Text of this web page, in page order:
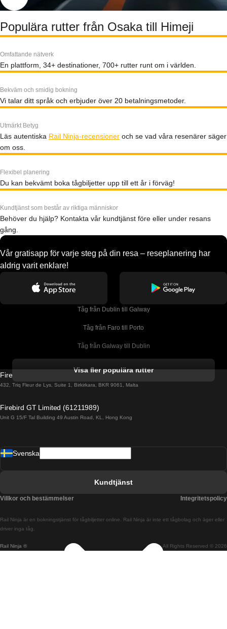
Populära rutter från Osaka till Himeji
Omfattande nätverk
En plattform, 34+ destinationer, 700+ rutter runt om i världen.
Bekväm och smidig bokning
Vi talar ditt språk och erbjuder över 20 betalningsmetoder.
Utmärkt Betyg
Läs autentiska Rail Ninja-recensioner och se vad våra resenärer säger
om oss.
Flexibel planering
Du kan bekvämt boka tågbiljetter upp till ett år i förväg!
Kundtjänst som består av riktiga människor
Behöver du hjälp? Kontakta vår kundtjänst före eller under resans
gång.
Vår gratisapp för varje steg på din resa – reseplanering har
aldrig varit enklare!
Tåg från Dublin till Galway
Tåg från Faro till Porto
Tåg från Galway till Dublin
Tåg från Porto till Faro
Tåg från Barcelona till Madrid
Tåg från Budapest till Bratislava
Visa fler populära rutter
Firebird GT Limited (OC 1451)
432, Triq Fleur de Lys, Suite 1, Birkirkara, BKR 9061, Malta
Firebird GT Limited (61211989)
Unit G 15/F Tal Building 49 Austin Road, KL, Hong Kong
Rail Ninja ® All Rights Reserved © 2026
Rail Ninja är en bokningstjänst för tågbiljetter online. Rail Ninja är inte ett tågbolag och äger eller
driver inga tåg.
Svenska
Kundtjänst
Villkor och bestämmelser Integritetspolicy